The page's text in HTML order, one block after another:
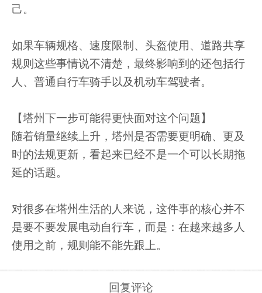
己。
如果车辆规格、速度限制、头盔使用、道路共享
规则这些事情说不清楚，最终影响到的还包括行
人、普通自行车骑手以及机动车驾驶者。
【塔州下一步可能得更快面对这个问题】
随着销量继续上升，塔州是否需要更明确、更及
时的法规更新，看起来已经不是一个可以长期拖
延的话题。
对很多在塔州生活的人来说，这件事的核心并不
是要不要发展电动自行车，而是：在越来越多人
使用之前，规则能不能先跟上。
回复评论